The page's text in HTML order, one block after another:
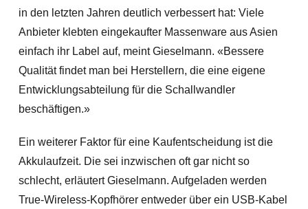
in den letzten Jahren deutlich verbessert hat: Viele
Anbieter klebten eingekaufter Massenware aus Asien
einfach ihr Label auf, meint Gieselmann. «Bessere
Qualität findet man bei Herstellern, die eine eigene
Entwicklungsabteilung für die Schallwandler
beschäftigen.»
Ein weiterer Faktor für eine Kaufentscheidung ist die
Akkulaufzeit. Die sei inzwischen oft gar nicht so
schlecht, erläutert Gieselmann. Aufgeladen werden
True-Wireless-Kopfhörer entweder über ein USB-Kabel